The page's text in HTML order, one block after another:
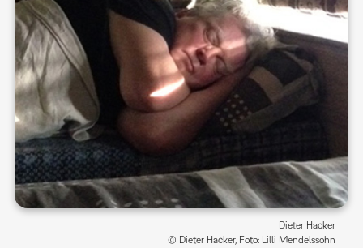
Dieter Hacker
© Dieter Hacker, Foto: Lilli Mendelssohn